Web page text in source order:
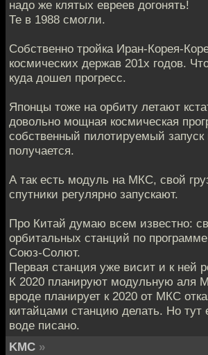
надо же клятых евреев догонять!
Те в 1988 смогли.
Собственно тройка Иран-Корея-
космических держав 201х годов.
куда дошел прогресс.
Японцы тоже на орбиту летают
довольно мощная космическая
собственный пилотируемый запуск
получается.
А так есть модуль на МКС, свой
спутники регулярно запускают.
Про Китай думаю всем известно:
орбитальных станций по
Союз-Солют.
Первая станция уже висит и к ней
К 2020 планируют модульную аля
вроде планирует к 2020 от МКС
китайцами станцию делать. Но
воде писано.
KMC »